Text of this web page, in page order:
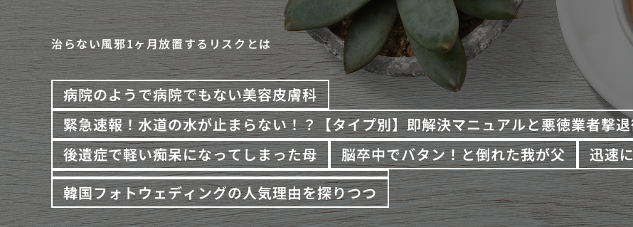
治らない風邪1ヶ月放置するリスクとは
病院のようで病院でもない美容皮膚科
緊急速報！水道の水が止まらない！？【タイプ別】即解決マニュアルと悪徳業者撃
後遺症で軽い痴呆になってしまった母
脳卒中でバタン！と倒れた我が父
迅速
韓国フォトウェディングの人気理由を探りつつ